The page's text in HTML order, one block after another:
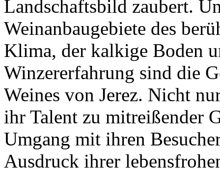
Landschaftsbild zaubert.
Weinanbaugebiete des
Klima, der kalkige Boden
Winzererfahrung sind die
Weines von Jerez. Nicht
ihr Talent zu mitreißender
Umgang mit ihren
Ausdruck ihrer